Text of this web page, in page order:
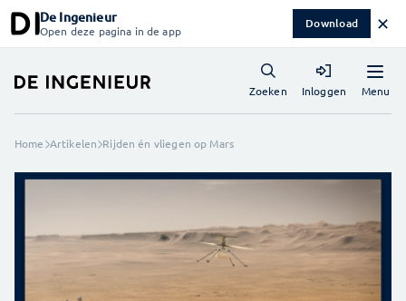
De Ingenieur
Open deze pagina in de app Download ✕
Menu
Zoeken Inloggen
Home Artikelen Rijden én vliegen op Mars